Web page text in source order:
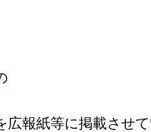
報紙等に掲載させ